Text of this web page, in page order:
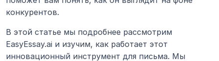
конкурентов.
В этой статье мы подробнее рассмотрим
EasyEssay.ai и изучим, как работает этот
инновационный инструмент для письма. Мы